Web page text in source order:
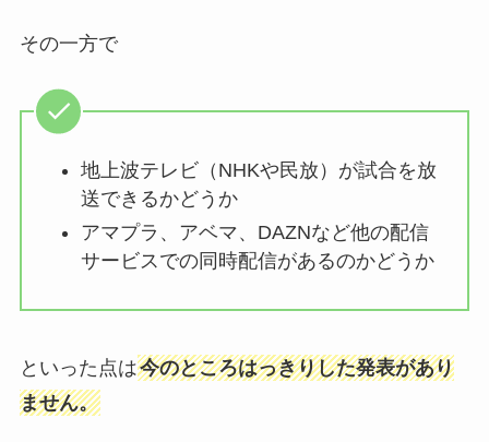
その一方で
地上波テレビ（NHKや民放）が試合を放
送できるかどうか
アマプラ、アベマ、DAZNなど他の配信
サービスでの同時配信があるのかどうか
といった点は今のところはっきりした発表があり
ません。